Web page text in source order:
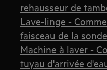
rehausseur de
Lave-linge -
faisceau de la
Machine à laver -
tuyau d'arrivée